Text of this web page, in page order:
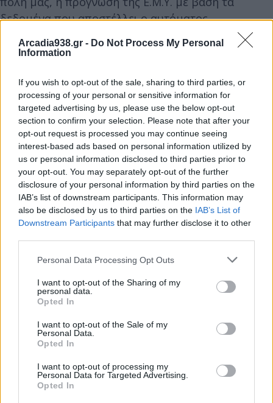
Arcadia938.gr - Do Not Process My Personal
Information
If you wish to opt-out of the sale, sharing to third parties, or
processing of your personal or sensitive information for
targeted advertising by us, please use the below opt-out
section to confirm your selection. Please note that after your
opt-out request is processed you may continue seeing
interest-based ads based on personal information utilized by
us or personal information disclosed to third parties prior to
your opt-out. You may separately opt-out of the further
disclosure of your personal information by third parties on the
IAB’s list of downstream participants. This information may
also be disclosed by us to third parties on the IAB’s List of
Downstream Participants that may further disclose it to other
Personal Data Processing Opt Outs
I want to opt-out of the Sharing of my
personal data.
Opted In
I want to opt-out of the Sale of my
Personal Data.
Opted In
I want to opt-out of processing my
Personal Data for Targeted Advertising.
Opted In
δεδομένα που αποστέλλει ο αυτόματος
μετεωρολογικός σταθμός, κάνει λόγο για σχετικά
άστατο καιρό και για μικρή πτώση στη
Μακεδονία, την ανατολική Θεσσαλία, τις Σποράδες,
την Εύβοια και βαθμιαία στη Στερεά, την
Πελοπόννησο και τα νησιά του Ιονίου αναμένονται
αυξημένες νεφώσεις με τοπικές βροχές και
σποραδικές καταιγίδες. Τα φαινόμενα από το
απόγευμα βαθμιαία θα εξασθενήσουν και στις
περισσότερες περιοχές το βράδυ θα σταματήσουν.
Στα υπόλοιπα ηπειρωτικά, τα νησιά του
αυξηθούν και θα σημειωθούν τοπικές βροχές ή
όμβροι και κυρίως στα ορεινά θα εκδηλωθούν
μεμονωμένες καταιγίδες. Στις Κυκλάδες και τα
πνέουν από βόρειες διευθύνσεις 3 με 5, στα πελάγη
6 και από το απόγευμα τοπικά 7 μποφόρ. Η
θερμοκρασία θα σημειώσει πτώση, κυρίως στα
ηπειρωτικά. Θα φτάσει στη νησιωτική χώρα τους 30